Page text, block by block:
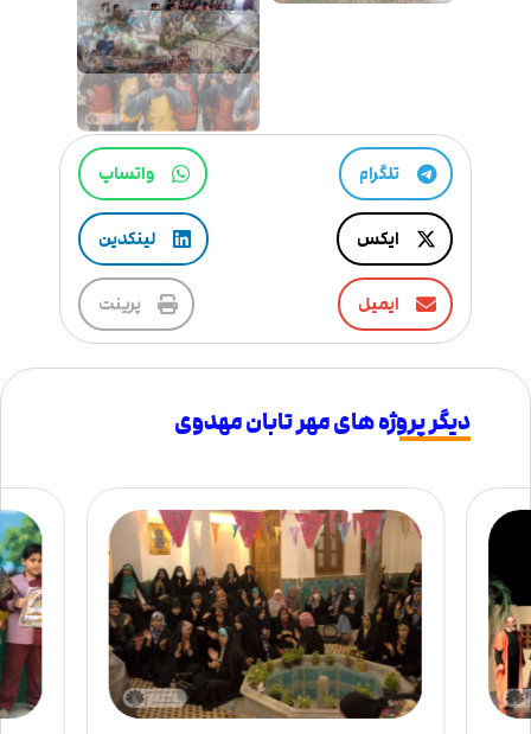
تلگرام واتساپ
ایکس لینکدین
ایمیل پرینت
دیگر پروژه های مهر تابان مهدوی